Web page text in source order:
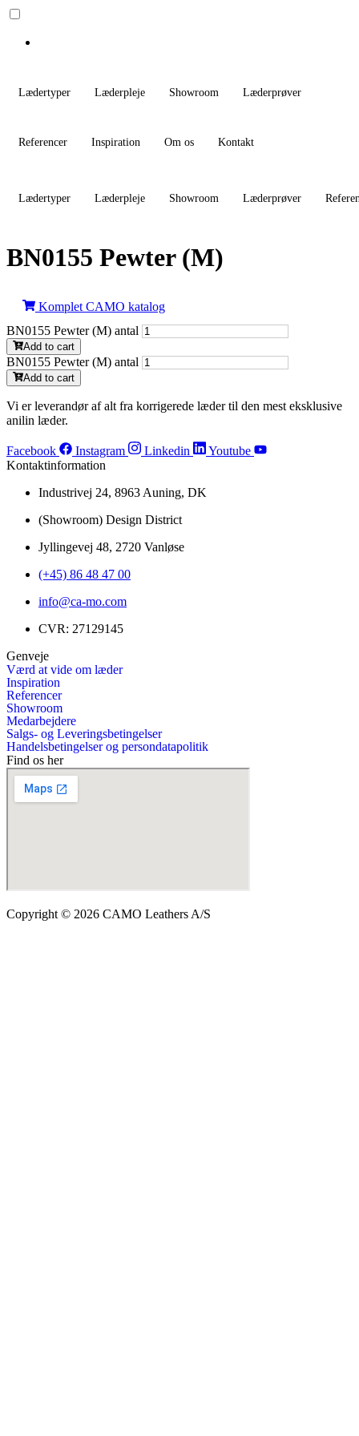
Lædertyper Læderpleje Showroom Læderprøver
Referencer Inspiration Om os Kontakt
Lædertyper Læderpleje Showroom Læderprøver
BN0155 Pewter (M)
Komplet CAMO katalog
BN0155 Pewter (M) antal
Add to cart
BN0155 Pewter (M) antal
Add to cart
Vi er leverandør af alt fra korrigerede læder til den mest eksklusive
anilin læder.
Facebook Instagram Linkedin
Youtube
Kontaktinformation
Industrivej 24, 8963 Auning, DK
(Showroom) Design District
Jyllingevej 48, 2720 Vanløse
(+45) 86 48 47 00
info@ca-mo.com
CVR: 27129145
Genveje
Værd at vide om læder
Inspiration
Referencer
Showroom
Medarbejdere
Salgs- og Leveringsbetingelser
Handelsbetingelser og persondatapolitik
Find os her
Copyright © 2026 CAMO Leathers A/S